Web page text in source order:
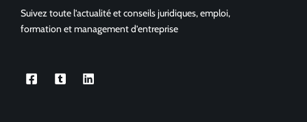
Suivez toute l’actualité et conseils juridiques, emploi,
formation et management d’entreprise